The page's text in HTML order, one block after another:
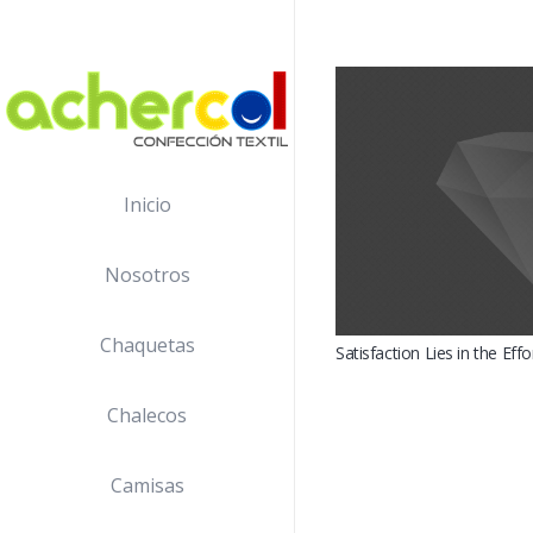
Inicio
Nosotros
Chaquetas
Chalecos
Camisas
Satisfaction Lies in the